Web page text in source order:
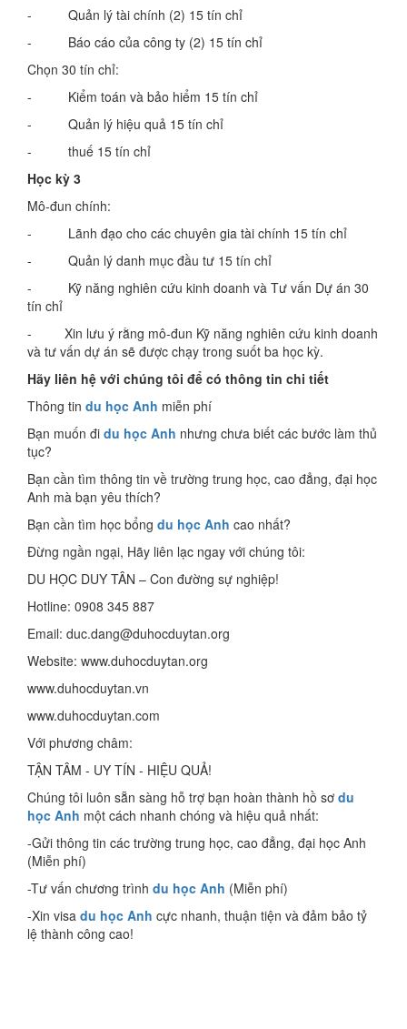
- Quản lý tài chính (2) 15 tín chỉ
- Báo cáo của công ty (2) 15 tín chỉ
Chọn 30 tín chỉ:
- Kiểm toán và bảo hiểm 15 tín chỉ
- Quản lý hiệu quả 15 tín chỉ
- thuế 15 tín chỉ
Học kỳ 3
Mô-đun chính:
- Lãnh đạo cho các chuyên gia tài chính 15 tín chỉ
- Quản lý danh mục đầu tư 15 tín chỉ
- Kỹ năng nghiên cứu kinh doanh và Tư vấn Dự án 30
tín chỉ
- Xin lưu ý rằng mô-đun Kỹ năng nghiên cứu kinh doanh
và tư vấn dự án sẽ được chạy trong suốt ba học kỳ.
Hãy liên hệ với chúng tôi để có thông tin chi tiết
Thông tin du học Anh miễn phí
Bạn muốn đi du học Anh nhưng chưa biết các bước làm thủ
tục?
Bạn cần tìm thông tin về trường trung học, cao đẳng, đại học
Anh mà bạn yêu thích?
Bạn cần tìm học bổng du học Anh cao nhất?
Đừng ngần ngại, Hãy liên lạc ngay với chúng tôi:
DU HỌC DUY TÂN – Con đường sự nghiệp!
Hotline: 0908 345 887
Email: duc.dang@duhocduytan.org
Website: www.duhocduytan.org
www.duhocduytan.vn
www.duhocduytan.com
Với phương châm:
TẬN TÂM - UY TÍN - HIỆU QUẢ!
Chúng tôi luôn sẵn sàng hỗ trợ bạn hoàn thành hồ sơ du
học Anh một cách nhanh chóng và hiệu quả nhất:
-Gửi thông tin các trường trung học, cao đẳng, đại học Anh
(Miễn phí)
-Tư vấn chương trình du học Anh (Miễn phí)
-Xin visa du học Anh cực nhanh, thuận tiện và đảm bảo tỷ
lệ thành công cao!